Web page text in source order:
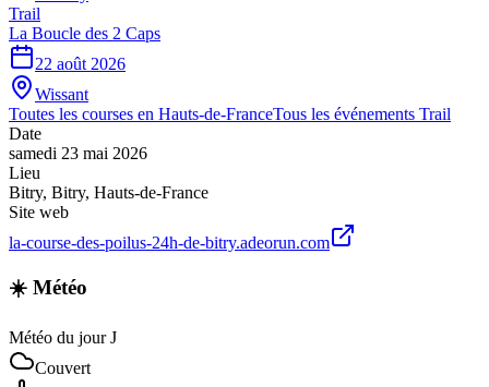
Trail
La Boucle des 2 Caps
22 août 2026
Wissant
Toutes les courses en Hauts-de-FranceTous les événements Trail
Date
samedi 23 mai 2026
Lieu
Bitry, Bitry, Hauts-de-France
Site web
la-course-des-poilus-24h-de-bitry.adeorun.com
☀️ Météo
Météo du jour J
Couvert